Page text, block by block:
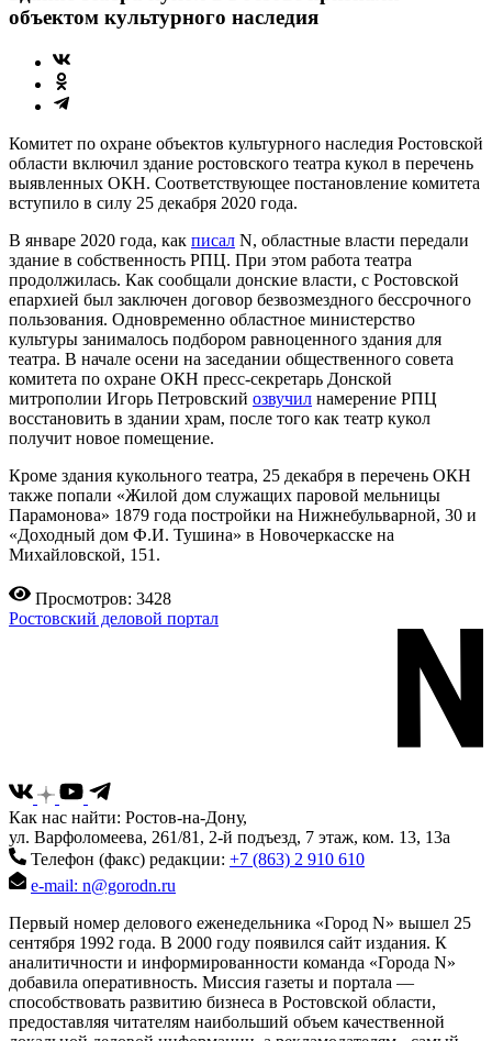
объектом культурного наследия
Комитет по охране объектов культурного наследия Ростовской
области включил здание ростовского театра кукол в перечень
выявленных ОКН. Соответствующее постановление комитета
вступило в силу 25 декабря 2020 года.
В январе 2020 года, как писал N, областные власти передали
здание в собственность РПЦ. При этом работа театра
продолжилась. Как сообщали донские власти, с Ростовской
епархией был заключен договор безвозмездного бессрочного
пользования. Одновременно областное министерство
культуры занималось подбором равноценного здания для
театра. В начале осени на заседании общественного совета
комитета по охране ОКН пресс-секретарь Донской
митрополии Игорь Петровский озвучил намерение РПЦ
восстановить в здании храм, после того как театр кукол
получит новое помещение.
Кроме здания кукольного театра, 25 декабря в перечень ОКН
также попали «Жилой дом служащих паровой мельницы
Парамонова» 1879 года постройки на Нижнебульварной, 30 и
«Доходный дом Ф.И. Тушина» в Новочеркасске на
Михайловской, 151.
Просмотров: 3428
Ростовский деловой портал
Как нас найти: Ростов-на-Дону,
ул. Варфоломеева, 261/81, 2-й подъезд, 7 этаж, ком. 13, 13а
Телефон (факс) редакции: +7 (863) 2 910 610
e-mail: n@gorodn.ru
Первый номер делового еженедельника «Город N» вышел 25
сентября 1992 года. В 2000 году появился сайт издания. К
аналитичности и информированности команда «Города N»
добавила оперативность. Миссия газеты и портала —
способствовать развитию бизнеса в Ростовской области,
предоставляя читателям наибольший объем качественной